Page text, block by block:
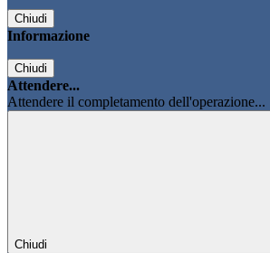
Chiudi
Informazione
Chiudi
Attendere...
Attendere il completamento dell'operazione...
Chiudi